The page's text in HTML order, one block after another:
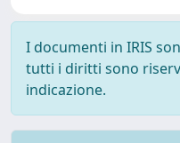
I documenti in IRIS
tutti i diritti sono
indicazione.